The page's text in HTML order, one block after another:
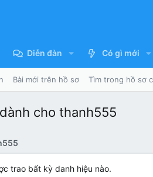
Diễn đàn Có gì mới
Bài mới trên hồ sơ Tìm trong hồ sơ
cho thanh555
trao bất kỳ danh hiệu nào.